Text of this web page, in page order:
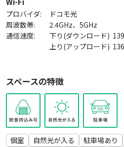
有）、トイレ（男女共用）
プロバイダ:
ドコモ光
周波数帯:
2.4GHz、5GHz
通信速度:
下り(ダウンロード) 139
上り(アップロード) 136
スペースの特徴
個室 自然光が入る 駐車場あり